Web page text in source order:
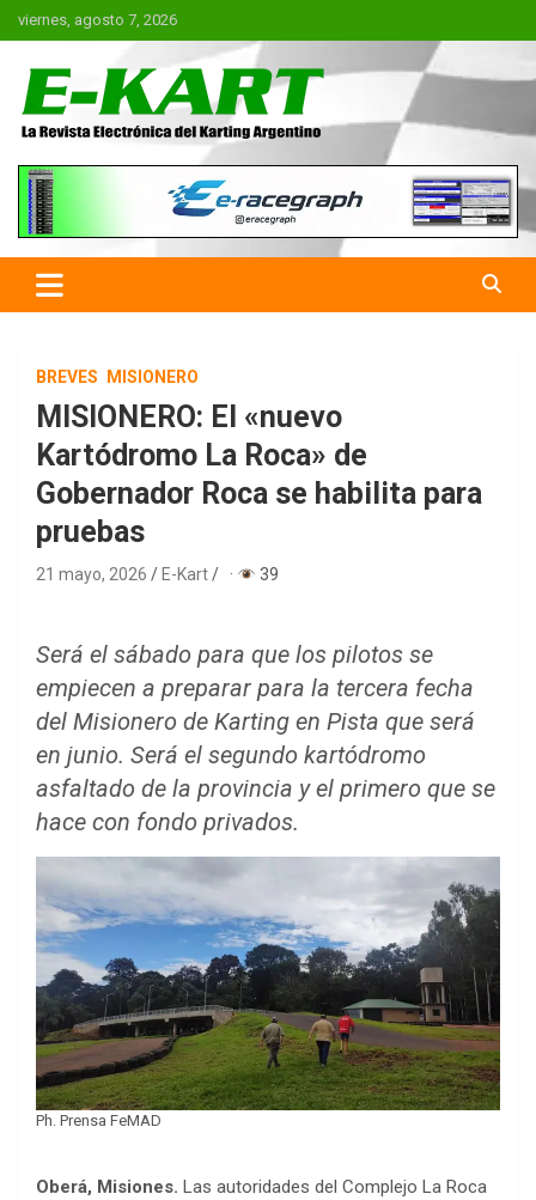
Saltar
al
viernes, agosto 7, 2026
E-Kart.com.ar | La Revista
Electrónica del Karting en
Argentina
BREVES MISIONERO
MISIONERO: El «nuevo
Kartódromo La Roca» de
Gobernador Roca se habilita para
pruebas
21 mayo, 2026 E-Kart · 39
Será el sábado para que los pilotos se
empiecen a preparar para la tercera fecha
del Misionero de Karting en Pista que será
en junio. Será el segundo kartódromo
asfaltado de la provincia y el primero que se
hace con fondo privados.
Ph. Prensa FeMAD
Oberá, Misiones. Las autoridades del Complejo La Roca